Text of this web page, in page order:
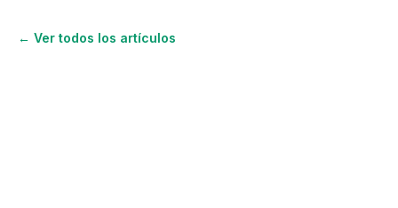
← Ver todos los artículos